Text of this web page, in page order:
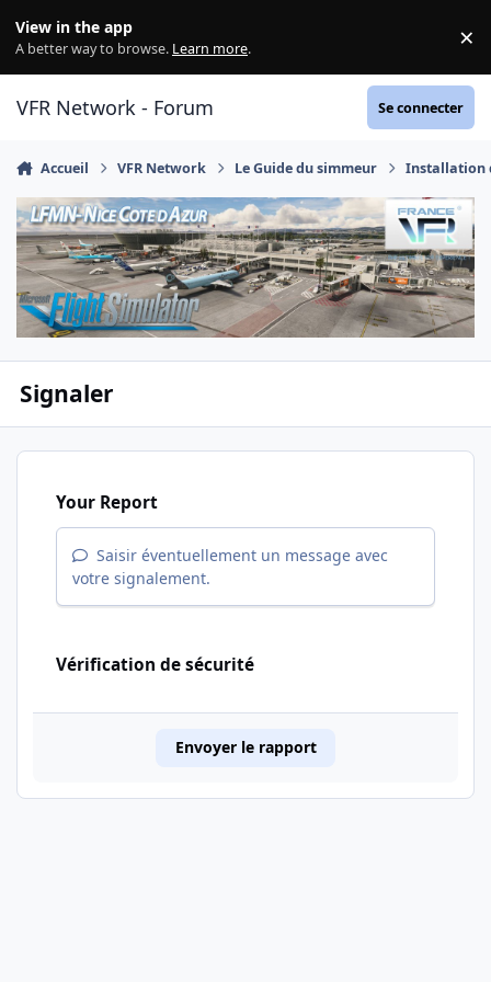
View in the app
A better way to browse. Learn more. ×
VFR Network - Forum Se connecter
Accueil VFR Network Le Guide du simmeur Installation
Signaler
Your Report
Saisir éventuellement un message avec
votre signalement.
Vérification de sécurité
Envoyer le rapport